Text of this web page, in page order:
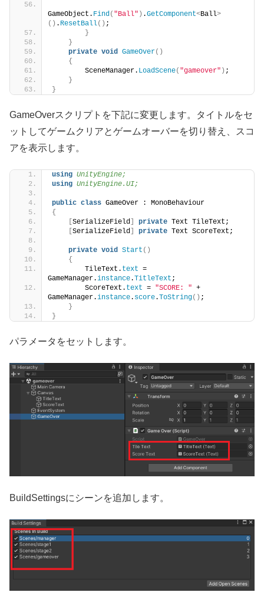
GameObject. Find ( "Ball" ) .GetComponent<Ball>
() . ResetBall() ;
}
}
private void GameOver()
{
        SceneManager.
LoadScene( "gameover" ) ;
}
}
GameOverスクリプトを下記に変更します。タイトルをセ
ットしてゲームクリアとゲームオーバーを切り替え、スコ
アを表示します。
using UnityEngine;
using UnityEngine.UI;
public class GameOver : MonoBehaviour
{
SerializeField private Text TileText;
SerializeField private Text ScoreText;
private void Start ()
{
        TileText.
text =
GameManager.instance.TitleText ;
        ScoreText.
text = "SCORE: " +
GameManager.instance. score.ToString() ;
}
}
パラメータをセットします。
BuildSettingsにシーンを追加します。